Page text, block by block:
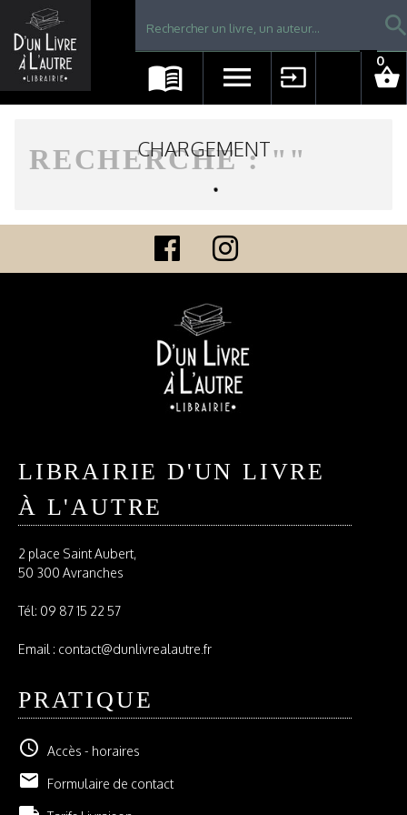
Librairie D'un livre à l'autre - Avranches
menu_book menu input shopping_basket
0
RECHERCHE : " "
CHARGEMENT
LIBRAIRIE D'UN LIVRE
À L'AUTRE
2 place Saint Aubert,
50 300 Avranches
Tél: 09 87 15 22 57
Email : contact@dunlivrealautre.fr
PRATIQUE
schedule Accès - horaires
email Formulaire de contact